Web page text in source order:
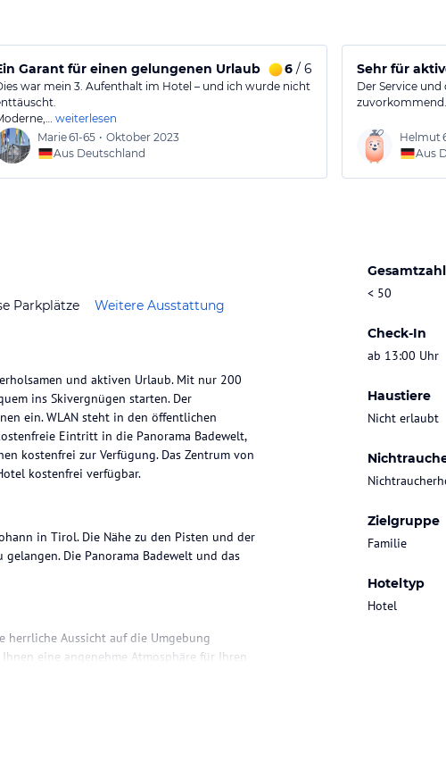
gutem Essen
Garant für einen gelungenen Urlaub 6/ 6
war mein 3. Aufenthalt im Hotel – und ich wurde nicht
weiterlesen
Marie61-65 • Oktober 2023
Aus Deutschland
Sehr für
Der Service
Helmut
Aus
Parkplätze Weitere Ausstattung
< 50
Check-In
ab 13:00 Uhr
Haustiere
Nicht erlaubt
Zielgruppe
Familie
Hoteltyp
Hotel
und aktiven Urlaub. Mit nur 200
ins Skivergnügen starten. Der
ein. WLAN steht in den öffentlichen
Eintritt in die Panorama Badewelt,
kostenfrei zur Verfügung. Das Zentrum von
kostenfrei verfügbar.
in Tirol. Die Nähe zu den Pisten und der
Die Panorama Badewelt und das
herrliche Aussicht auf die Umgebung
eine angenehme Atmosphäre für Ihren